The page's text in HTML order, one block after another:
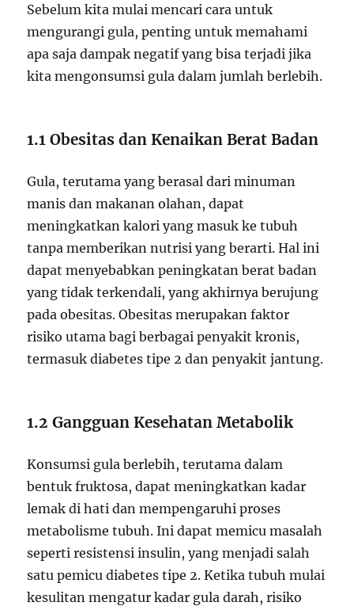
Sebelum kita mulai mencari cara untuk
mengurangi gula, penting untuk memahami
apa saja dampak negatif yang bisa terjadi jika
kita mengonsumsi gula dalam jumlah berlebih.
1.1 Obesitas dan Kenaikan Berat Badan
Gula, terutama yang berasal dari minuman
manis dan makanan olahan, dapat
meningkatkan kalori yang masuk ke tubuh
tanpa memberikan nutrisi yang berarti. Hal ini
dapat menyebabkan peningkatan berat badan
yang tidak terkendali, yang akhirnya berujung
pada obesitas. Obesitas merupakan faktor
risiko utama bagi berbagai penyakit kronis,
termasuk diabetes tipe 2 dan penyakit jantung.
1.2 Gangguan Kesehatan Metabolik
Konsumsi gula berlebih, terutama dalam
bentuk fruktosa, dapat meningkatkan kadar
lemak di hati dan mempengaruhi proses
metabolisme tubuh. Ini dapat memicu masalah
seperti resistensi insulin, yang menjadi salah
satu pemicu diabetes tipe 2. Ketika tubuh mulai
kesulitan mengatur kadar gula darah, risiko